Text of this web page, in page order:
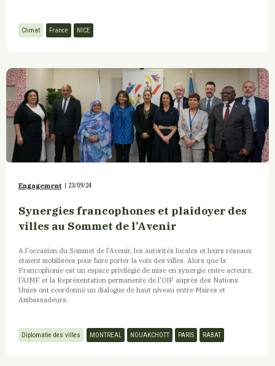
Climat France NICE
Engagement | 23/09/24
Synergies francophones et plaidoyer des
villes au Sommet de l’Avenir
A l'occasion du Sommet de l'Avenir, les autorités locales et leurs réseaux
étaient mobilisées pour faire porter la voix des villes. Alors que la
Francophonie est un espace privilégié de mise en synergie entre acteurs,
l'AIMF et la Représentation permanente de l'OIF auprès des Nations
Unies ont coordonné un dialogue de haut niveau entre Maires et
Ambassadeurs.
Diplomatie des villes MONTREAL NOUAKCHOTT PARIS RABAT